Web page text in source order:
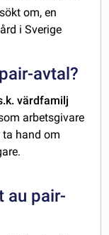
om, en
i Sverige
avtal?
värdfamilj
arbetsgivare
ta hand om
au pair-